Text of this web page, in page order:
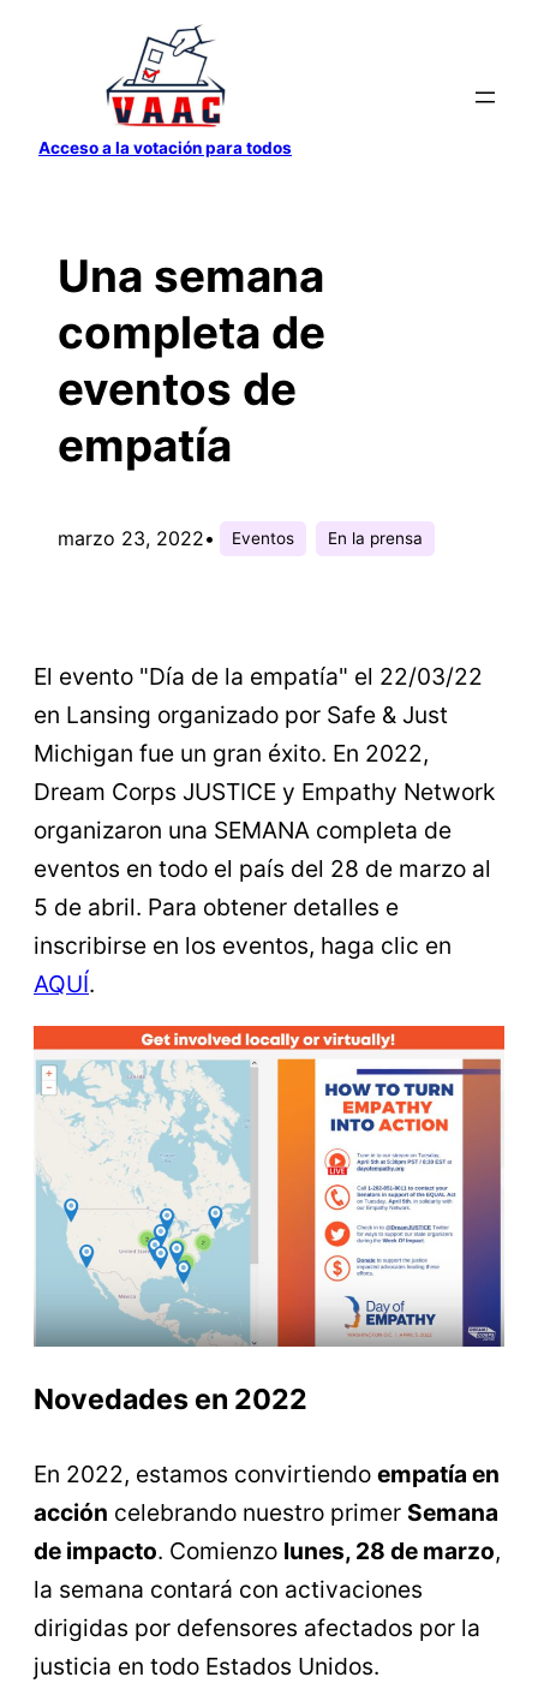
contenido
Acceso a la votación para todos
Una semana
completa de
eventos de
empatía
marzo 23, 2022• Eventos En la prensa
El evento "Día de la empatía" el 22/03/22
en Lansing organizado por Safe & Just
Michigan fue un gran éxito. En 2022,
Dream Corps JUSTICE y Empathy Network
organizaron una SEMANA completa de
eventos en todo el país del 28 de marzo al
5 de abril. Para obtener detalles e
inscribirse en los eventos, haga clic en
AQUÍ.
Novedades en 2022
En 2022, estamos convirtiendo empatía en
acción celebrando nuestro primer Semana
de impacto. Comienzo lunes, 28 de marzo,
la semana contará con activaciones
dirigidas por defensores afectados por la
justicia en todo Estados Unidos.